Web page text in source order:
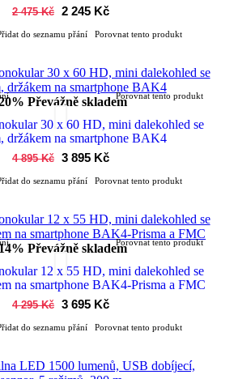
2 475 Kč 2 245 Kč
do seznamu přání Porovnat tento produkt
Převážně sklademPorovnat tento produkt
30 x 60 HD, mini dalekohled se
držákem na smartphone BAK4
4 895 Kč 3 895 Kč
do seznamu přání Porovnat tento produkt
Převážně sklademPorovnat tento produkt
12 x 55 HD, mini dalekohled se
na smartphone BAK4-Prisma a FMC
4 295 Kč 3 695 Kč
do seznamu přání Porovnat tento produkt